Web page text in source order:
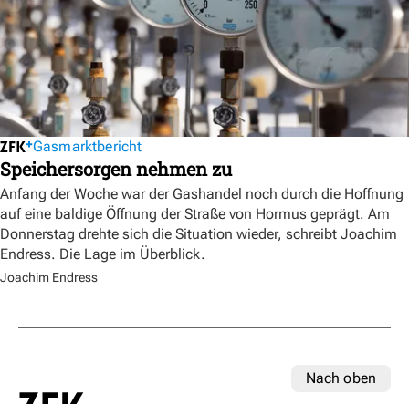
Gasmarktbericht
Speichersorgen nehmen zu
Anfang der Woche war der Gashandel noch durch die Hoffnung
auf eine baldige Öffnung der Straße von Hormus geprägt. Am
Donnerstag drehte sich die Situation wieder, schreibt Joachim
Endress. Die Lage im Überblick.
Joachim Endress
Nach oben